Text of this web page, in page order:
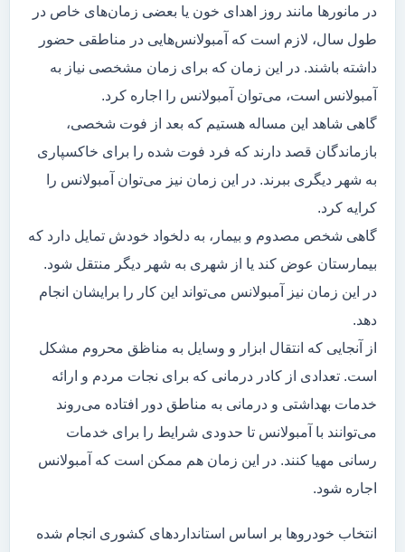
در مانور‌ها مانند روز اهدای خون یا بعضی زمان‌های خاص در
طول سال، لازم است که آمبولانس‌هایی در مناطقی حضور
داشته باشند. در این زمان که برای زمان مشخصی نیاز به
آمبولانس است، می‌توان آمبولانس را اجاره کرد.
گاهی شاهد این مساله هستیم که بعد از فوت شخصی،
بازماندگان قصد دارند که فرد فوت شده را برای خاکسپاری
به شهر دیگری ببرند. در این زمان نیز می‌توان آمبولانس را
کرایه کرد.
گاهی شخص مصدوم و بیمار، به دلخواد خودش تمایل دارد که
بیمارستان عوض کند یا از شهری به شهر دیگر منتقل شود.
در این زمان نیز آمبولانس می‌تواند این کار را برایشان انجام
دهد.
از آنجایی که انتقال ابزار و وسایل به مناظق محروم مشکل
است. تعدادی از کادر درمانی که برای نجات مردم و ارائه
خدمات بهداشتی و درمانی به مناطق دور افتاده می‌روند
می‌توانند با آمبولانس تا حدودی شرایط را برای خدمات
رسانی مهیا کنند. در این زمان هم ممکن است که آمبولانس
اجاره شود.
انتخاب خودروها بر اساس استانداردهای کشوری انجام شده